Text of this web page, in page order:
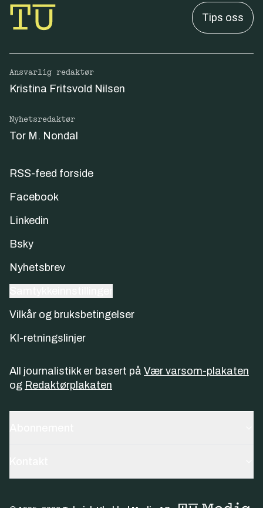
Tips oss
Ansvarlig redaktør
Kristina Fritsvold Nilsen
Nyhetsredaktør
Tor M. Nondal
RSS-feed forside
Facebook
Linkedin
Bsky
Nyhetsbrev
Vilkår og bruksbetingelser
KI-retningslinjer
All journalistikk er basert på Vær varsom-plakaten
og Redaktørplakaten